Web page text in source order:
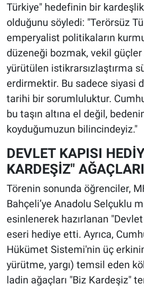
Türkiye" hedefinin bir
olduğunu söyledi: "Terörsüz
emperyalist politikaların
düzeneği bozmak, vekil
yürütülen istikrarsızlaştırma
erdirmektir. Bu sadece siyasi
tarihi bir sorumluluktur.
bu taşın altına el değil,
koyduğumuzun bilincindeyiz."
DEVLET KAPISI
KARDEŞİZ" AĞAÇLARI
Törenin sonunda öğrenciler,
Bahçeli’ye Anadolu Selçuklu
esinlenerek hazırlanan "Devlet
eseri hediye etti. Ayrıca,
Hükümet Sistemi'nin üç
yürütme, yargı) temsil eden
ladin ağaçları "Biz Kardeşiz"